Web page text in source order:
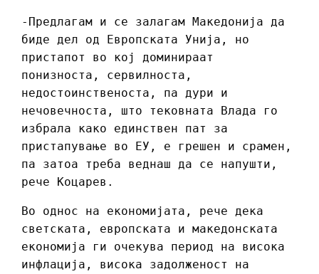
-Предлагам и се залагам Македонија да
биде дел од Европската Унија, но
пристапот во кој доминираат
понизноста, сервилноста,
недостоинственоста, па дури и
нечовечноста, што тековната Влада го
избрала како единствен пат за
пристапување во ЕУ, е грешен и срамен,
па затоа треба веднаш да се напушти,
рече Коцарев.
Во однос на економијата, рече дека
светската, европската и македонската
економија ги очекува период на висока
инфлација, висока задолженост на